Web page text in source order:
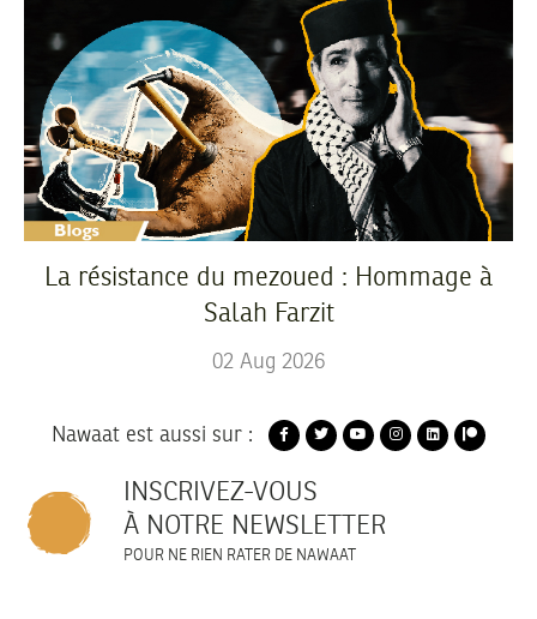
La résistance du mezoued : Hommage à
Salah Farzit
02 Aug 2026
Nawaat est aussi sur :
INSCRIVEZ-VOUS
À NOTRE NEWSLETTER
POUR NE RIEN RATER DE NAWAAT